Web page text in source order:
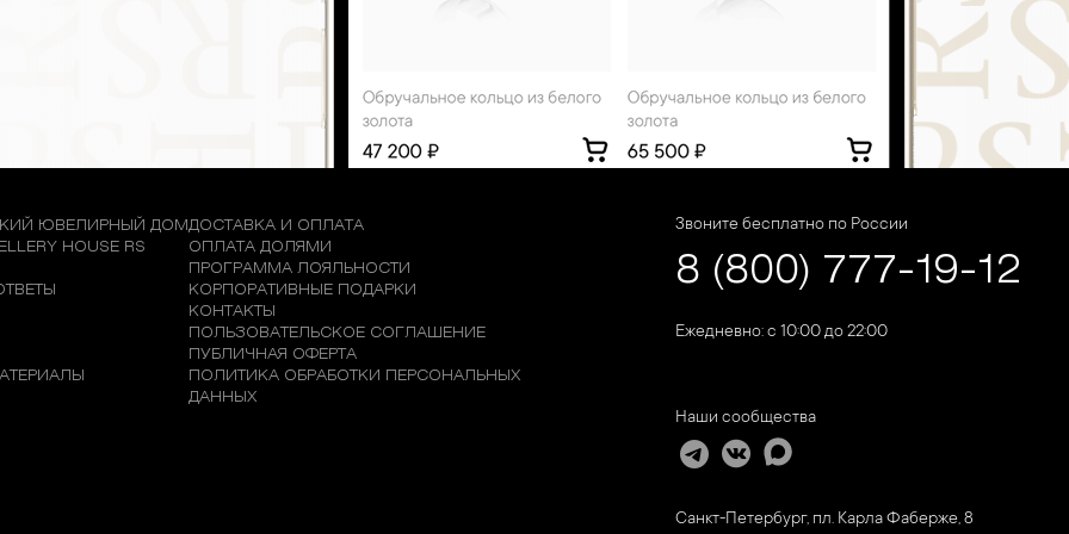
ЮВЕЛИРНЫЙ ДОМ
HOUSE RS
ДОСТАВКА И ОПЛАТА
ОПЛАТА ДОЛЯМИ
ПРОГРАММА ЛОЯЛЬНОСТИ
КОРПОРАТИВНЫЕ ПОДАРКИ
КОНТАКТЫ
ПОЛЬЗОВАТЕЛЬСКОЕ СОГЛАШЕНИЕ
ПУБЛИЧНАЯ ОФЕРТА
ПОЛИТИКА ОБРАБОТКИ ПЕРСОНАЛЬНЫХ
ДАННЫХ
Звоните бесплатно по России
8 (800) 777-19-12
Ежедневно: с 10:00 до 22:00
Наши сообщества
Санкт-Петербург, пл. Карла Фаберже, 8